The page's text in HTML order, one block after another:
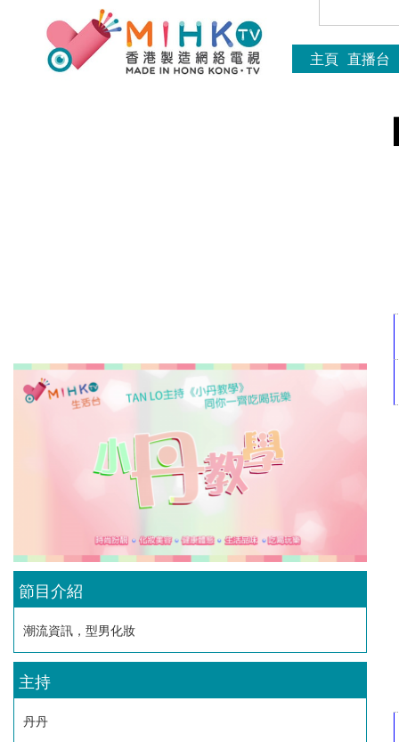
主頁 直播台
節目介紹
潮流資訊，型男化妝
主持
丹丹